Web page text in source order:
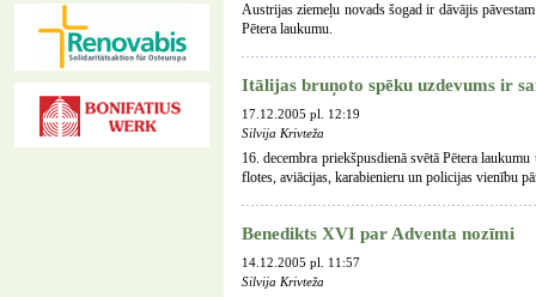
Austrijas ziemeļu novads šogad ir dāvājis
Pētera laukumu.
Itālijas bruņoto spēku uzdevums ir
17.12.2005 pl. 12:19
Silvija Krivteža
16. decembra priekšpusdienā svētā Pētera
flotes, aviācijas, karabienieru un policijas vienību
Benedikts XVI par Adventa nozīmi
14.12.2005 pl. 11:57
Silvija Krivteža